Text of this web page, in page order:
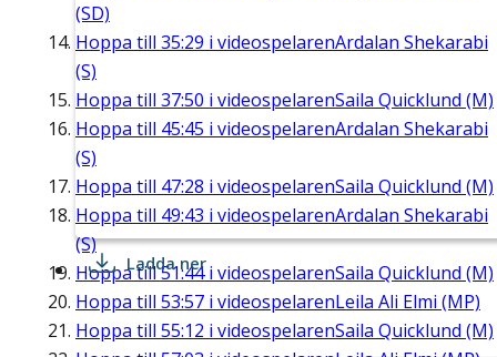
(SD)
Hoppa till 35:29 i videospelarenArdalan Shekarabi
(S)
Hoppa till 37:50 i videospelarenSaila Quicklund (M)
Hoppa till 45:45 i videospelarenArdalan Shekarabi
(S)
Hoppa till 47:28 i videospelarenSaila Quicklund (M)
Hoppa till 49:43 i videospelarenArdalan Shekarabi
(S)
Hoppa till51:44i videospelarenSaila Quicklund (M)
Hoppa till 53:57 i videospelarenLeila Ali Elmi (MP)
Hoppa till 55:12 i videospelarenSaila Quicklund (M)
Ladda ner